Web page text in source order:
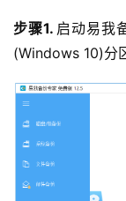
步骤1. 启动易我
(Windows 10)分